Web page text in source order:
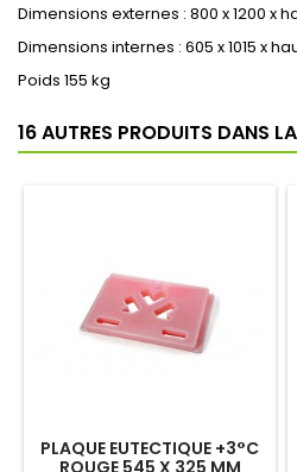
Dimensions externes : 800 x 1200 x
Dimensions internes : 605 x 1015 x
Poids 155 kg
16 AUTRES PRODUITS DANS
PLAQUE EUTECTIQUE +3°C